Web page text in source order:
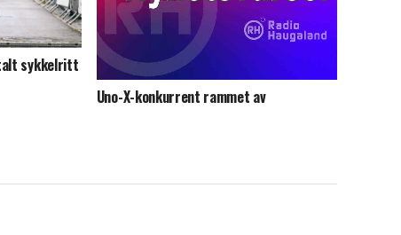
sykkelritt
Uno-X-konkurrent rammet av